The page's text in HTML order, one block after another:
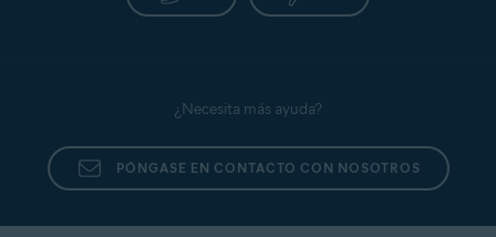
¿Necesita más ayuda?
PÓNGASE EN CONTACTO CON NOSOTROS